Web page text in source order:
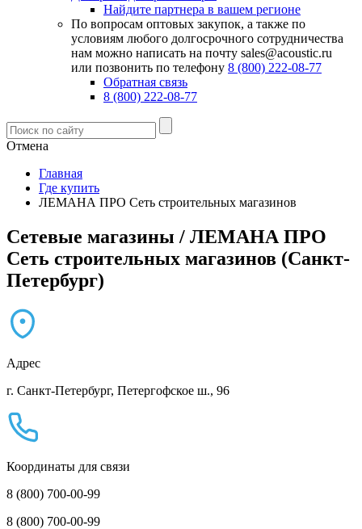
Найдите партнера в вашем регионе
По вопросам оптовых закупок, а также по
условиям любого долгосрочного сотрудничества
нам можно написать на почту sales@acoustic.ru
или позвонить по телефону 8 (800) 222-08-77
Обратная связь
8 (800) 222-08-77
Отмена
Главная
Где купить
ЛЕМАНА ПРО Сеть строительных магазинов
Сетевые магазины / ЛЕМАНА ПРО
Сеть строительных магазинов (Санкт-
Петербург)
Адрес
г. Санкт-Петербург, Петергофское ш., 96
Координаты для связи
8 (800) 700-00-99
8 (800) 700-00-99